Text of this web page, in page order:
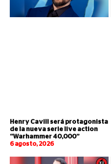
Henry Cavill será protagonista
de la nueva serie live action
“Warhammer 40,000”
6 agosto, 2026